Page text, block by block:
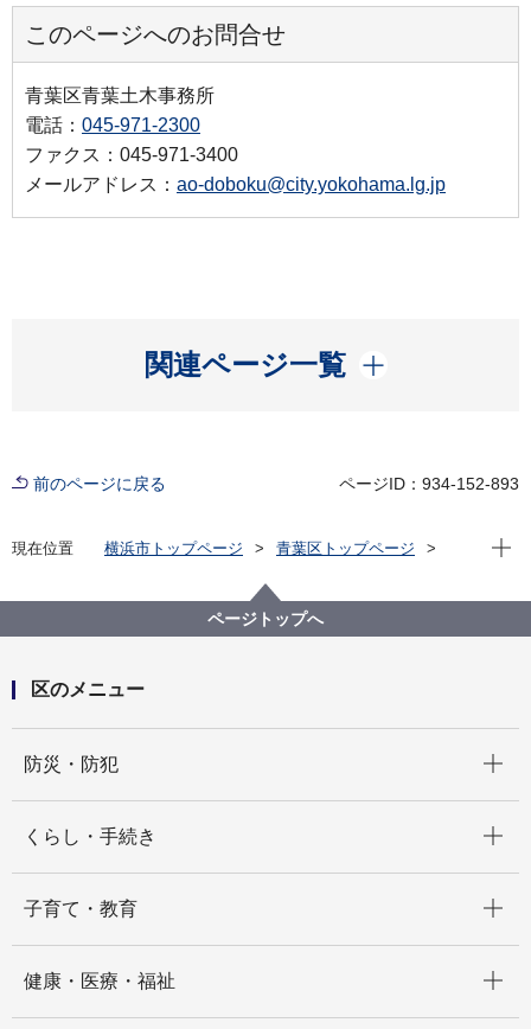
このページへのお問合せ
青葉区青葉土木事務所
電話： 045-971-2300
ファクス：045-971-3400
メールアドレス： ao-doboku@city.yokohama.lg.jp
関連ページ一覧
開く
前のページに戻る ページID：934-152-893
現在位置 横浜市トップページ
青葉区トップページ
田奈第二公園（たなだいにこうえん）
現在
ページトップへ
区のメニュー
防災・防犯
くらし・手続き
子育て・教育
健康・医療・福祉